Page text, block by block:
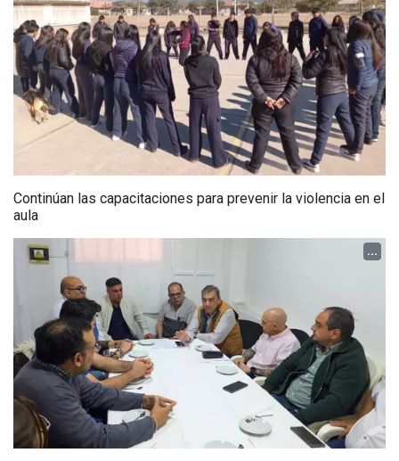
Continúan las capacitaciones para prevenir la violencia en el
aula
...